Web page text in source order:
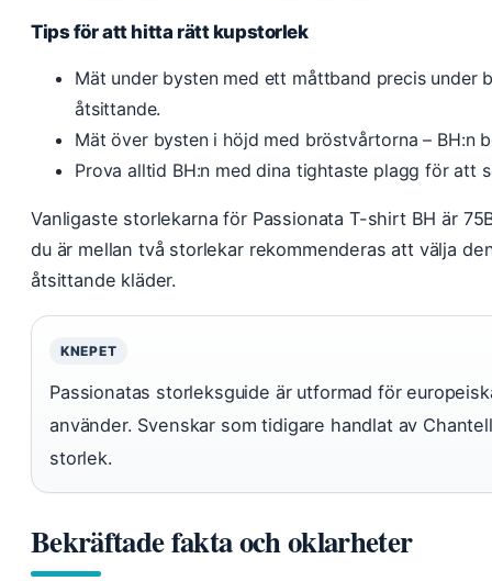
Tips för att hitta rätt kupstorlek
Mät under bysten med ett måttband precis under
åtsittande.
Mät över bysten i höjd med bröstvårtorna – BH:n
Prova alltid BH:n med dina tightaste plagg för att
Vanligaste storlekarna för Passionata T-shirt BH är
du är mellan två storlekar rekommenderas att välja
åtsittande kläder.
KNEPET
Passionatas storleksguide är utformad för
använder. Svenskar som tidigare handlat av
storlek.
Bekräftade fakta och oklarheter